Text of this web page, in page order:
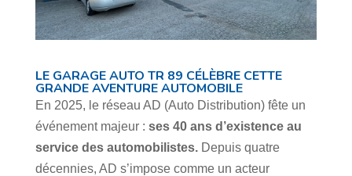
LE GARAGE AUTO TR 89 CÉLÈBRE CETTE
GRANDE AVENTURE AUTOMOBILE
En 2025, le réseau AD (Auto Distribution) fête un
événement majeur : ses 40 ans d’existence au
service des automobilistes.Depuis quatre
décennies, AD s’impose comme un acteur